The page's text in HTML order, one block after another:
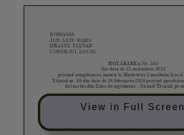
View in Full Screen